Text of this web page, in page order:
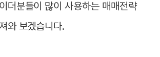
더분들이 많이 사용하는 매매전략
와 보겠습니다.